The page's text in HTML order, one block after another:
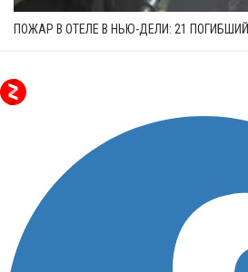
ПОЖАР В ОТЕЛЕ В НЬЮ-ДЕЛИ: 21 ПОГИБШИЙ